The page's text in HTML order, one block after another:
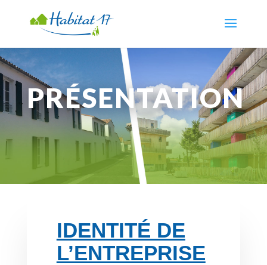
PRÉSENTATION
IDENTITÉ DE
L’ENTREPRISE